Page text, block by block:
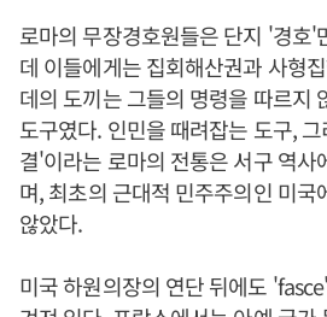
로마의 무장경호원들은 단지 '경호'
데 이들에게는 집회해산권과 사형
데의 도끼는 그들의 명령을 따르지
도구였다. 인민을 때려잡는 도구,
결'이라는 로마의 전통은 서구 역사
며, 최초의 근대적 민주주의인 미국
않았다.
미국 하원의장의 연단 뒤에도